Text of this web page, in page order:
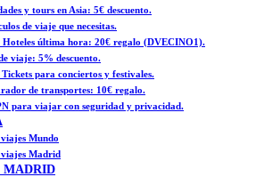
y tours en Asia: 5€ descuento.
de viaje que necesitas.
última hora: 20€ regalo (DVECINO1).
viaje: 5% descuento.
para conciertos y festivales.
de transportes: 10€ regalo.
para viajar con seguridad y privacidad.
Mundo
Madrid
MADRID